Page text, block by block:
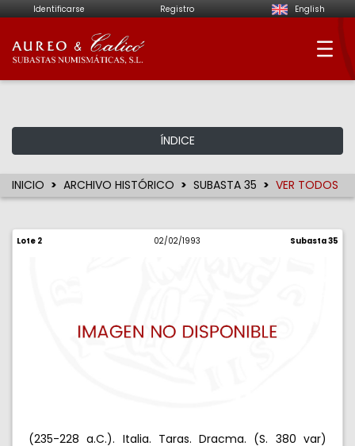
Identificarse Registro English
Aureo & Calicó -
ÍNDICE
INICIO ARCHIVO HISTÓRICO SUBASTA 35 VER TODOS
Lote 2 02/02/1993 Subasta 35
(235-228 a.C.). Italia. Taras. Dracma. (S. 380 var)